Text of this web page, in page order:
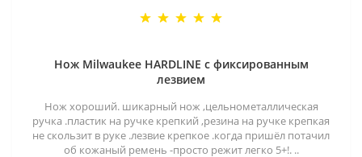
Нож Milwaukee HARDLINE с фиксированным
лезвием
Нож хороший. шикарный нож ,цельнометаллическая
ручка .пластик на ручке крепкий ,резина на ручке крепкая
не скользит в руке .лезвие крепкое .когда пришёл потачил
об кожаный ремень -просто режит легко 5+!. ..